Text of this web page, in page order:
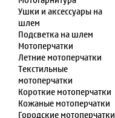
Ушки и аксессуары на
шлем
Подсветка на шлем
Мотоперчатки
Летние мотоперчатки
Текстильные
мотоперчатки
Короткие мотоперчатки
Кожаные мотоперчатки